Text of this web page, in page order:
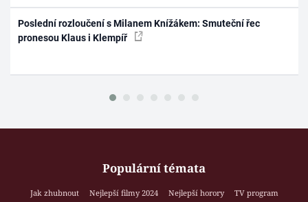
Poslední rozloučení s Milanem Knížákem: Smuteční řec
pronesou Klaus i Klempíř
Populární témata
Jak zhubnout Nejlepší filmy 2024 Nejlepší horory
TV program